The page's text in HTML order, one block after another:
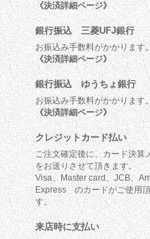
《決済詳細ページ》
銀行振込 三菱UFJ銀行
お振込み手数料がかかります
《決済詳細ページ》
銀行振込 ゆうちょ銀行
お振込み手数料がかかります
《決済詳細ページ》
クレジットカード払い
ご注文確定後に、カード決算
をお送りさせて頂きます。
Visa、Master card、JCB、
Express のカードがご使用
す。
来店時に支払い